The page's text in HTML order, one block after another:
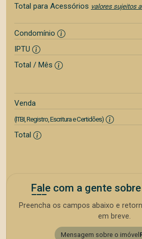
Total para Acessórios valores sujeitos
Condomínio
IPTU
Total / Mês
Venda
(ITBI, Registro, Escritura e Certidões)
Total
Fale com a gente
Preencha os campos abaixo e
em breve.
Mensagem sobre o imóvel